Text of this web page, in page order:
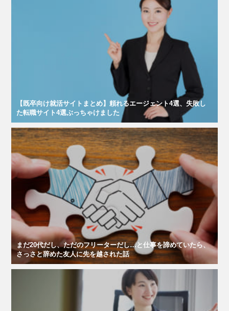
【既卒向け就活サイトまとめ】頼れるエージェント4選、失敗し
た転職サイト4選ぶっちゃけました
まだ20代だし、ただのフリーターだし…と仕事を諦めていたら、
さっさと辞めた友人に先を越された話